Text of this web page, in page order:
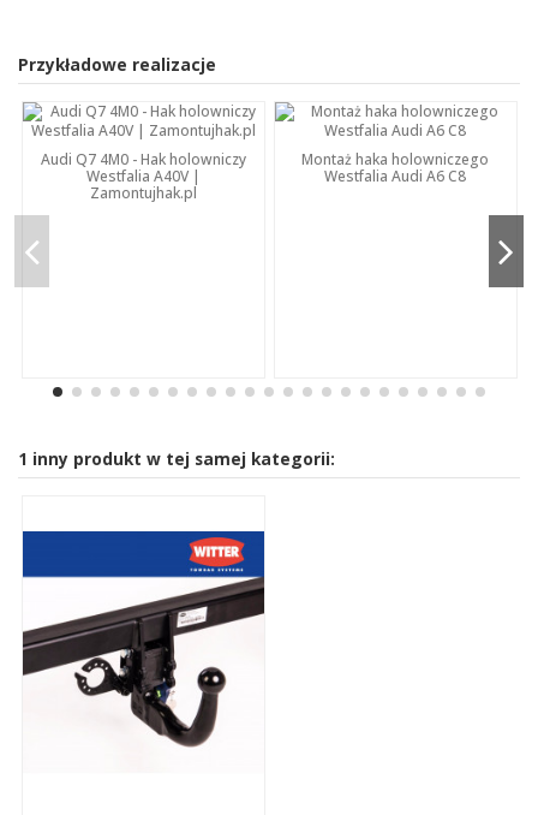
Przykładowe realizacje
Audi Q7 4M0 - Hak holowniczy
Westfalia A40V |
Zamontujhak.pl
Montaż haka holowniczego
Westfalia Audi A6 C8
1 inny produkt w tej samej kategorii: